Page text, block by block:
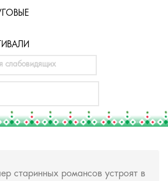
слабовидящих
старинных романсов устроят в